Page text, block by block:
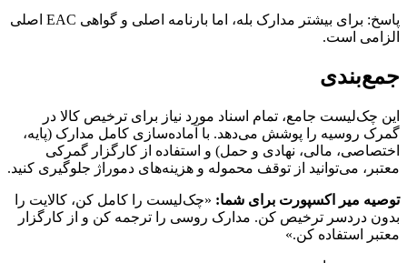
پاسخ: برای بیشتر مدارک بله، اما بارنامه اصلی و گواهی EAC اصلی
الزامی است.
جمع‌بندی
این چک‌لیست جامع، تمام اسناد مورد نیاز برای ترخیص کالا در
گمرک روسیه را پوشش می‌دهد. با آماده‌سازی کامل مدارک (پایه،
اختصاصی، مالی، نهادی و حمل) و استفاده از کارگزار گمرکی
معتبر، می‌توانید از توقف محموله و هزینه‌های دموراژ جلوگیری کنید.
توصیه میر اکسپورت برای شما: «چک‌لیست را کامل کن، کالایت را
بدون دردسر ترخیص کن. مدارک روسی را ترجمه کن و از کارگزار
معتبر استفاده کن.»